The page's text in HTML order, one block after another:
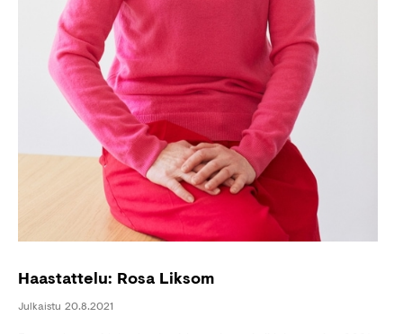
Haastattelu: Rosa Liksom
Julkaistu 20.8.2021